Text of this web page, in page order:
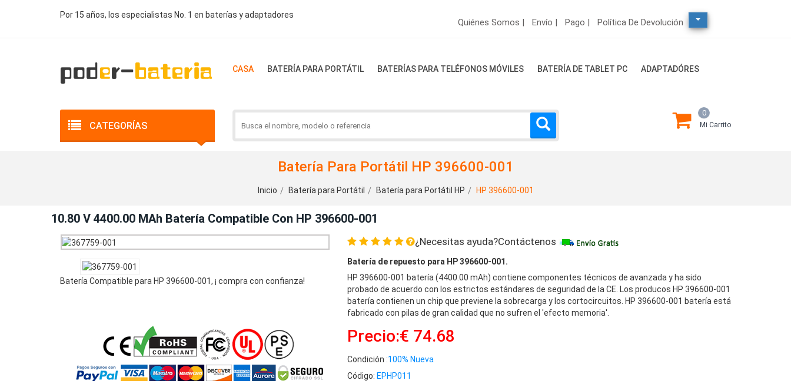
Por 15 años, los especialistas No. 1 en baterías y adaptadores
Quiénes Somos | Envío | Pago | Política De Devolución
CASA BATERÍA PARA PORTÁTIL BATERÍAS PARA TELÉFONOS MÓVILES BATERÍA DE TABLET PC ADAPTADÓRES
CATEGORÍAS
0
Mi Carrito
Batería Para Portátil HP 396600-001
Inicio Batería para Portátil Batería para Portátil HP HP 396600-001
10.80 V 4400.00 MAh Batería Compatible Con HP 396600-001
Batería Compatible para HP 396600-001, ¡ compra con confianza!
¿Necesitas ayuda?Contáctenos
Batería de repuesto para HP 396600-001.
HP 396600-001 batería (4400.00 mAh) contiene componentes técnicos de avanzada y ha sido
probado de acuerdo con los estrictos estándares de seguridad de la CE. Los producos HP 396600-001
batería contienen un chip que previene la sobrecarga y los cortocircuitos. HP 396600-001 batería está
fabricado con pilas de gran calidad que no sufren el 'efecto memoria'.
Precio:€ 74.68
Condición :100% Nueva
Código: EPHP011